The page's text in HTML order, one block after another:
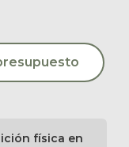
física en